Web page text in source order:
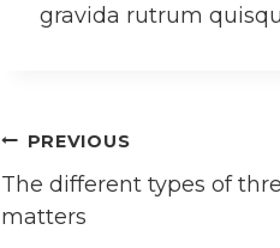
gravida rutrum
Post
navigation
PREVIOUS
The different types of
matters